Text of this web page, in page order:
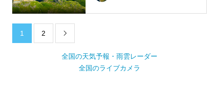
1 2 
全国の天気予報・雨雲レーダー
全国のライブカメラ